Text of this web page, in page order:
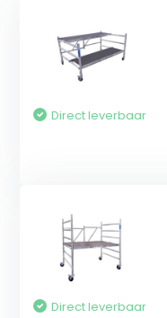
Direct leverbaar
Direct leverbaar